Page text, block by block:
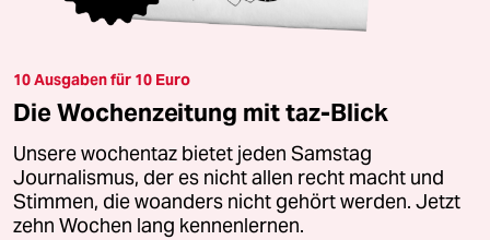
10 Ausgaben für 10 Euro
Die Wochenzeitung mit taz-Blick
Unsere wochentaz bietet jeden Samstag
Journalismus, der es nicht allen recht macht und
Stimmen, die woanders nicht gehört werden. Jetzt
zehn Wochen lang kennenlernen.